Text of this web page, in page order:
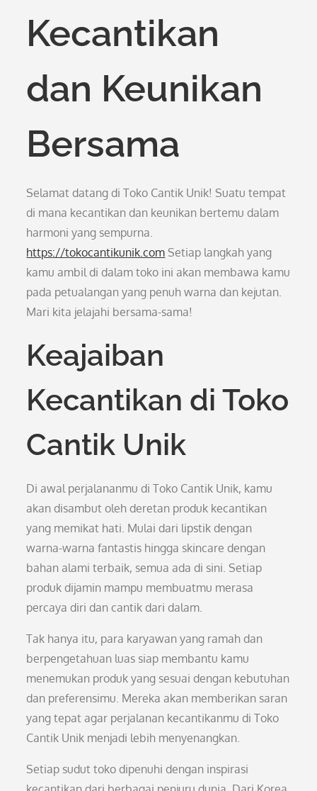
Kecantikan
dan Keunikan
Bersama
Selamat datang di Toko Cantik Unik! Suatu tempat
di mana kecantikan dan keunikan bertemu dalam
harmoni yang sempurna.
https://tokocantikunik.com Setiap langkah yang
kamu ambil di dalam toko ini akan membawa kamu
pada petualangan yang penuh warna dan kejutan.
Mari kita jelajahi bersama-sama!
Keajaiban
Kecantikan di Toko
Cantik Unik
Di awal perjalananmu di Toko Cantik Unik, kamu
akan disambut oleh deretan produk kecantikan
yang memikat hati. Mulai dari lipstik dengan
warna-warna fantastis hingga skincare dengan
bahan alami terbaik, semua ada di sini. Setiap
produk dijamin mampu membuatmu merasa
percaya diri dan cantik dari dalam.
Tak hanya itu, para karyawan yang ramah dan
berpengetahuan luas siap membantu kamu
menemukan produk yang sesuai dengan kebutuhan
dan preferensimu. Mereka akan memberikan saran
yang tepat agar perjalanan kecantikanmu di Toko
Cantik Unik menjadi lebih menyenangkan.
Setiap sudut toko dipenuhi dengan inspirasi